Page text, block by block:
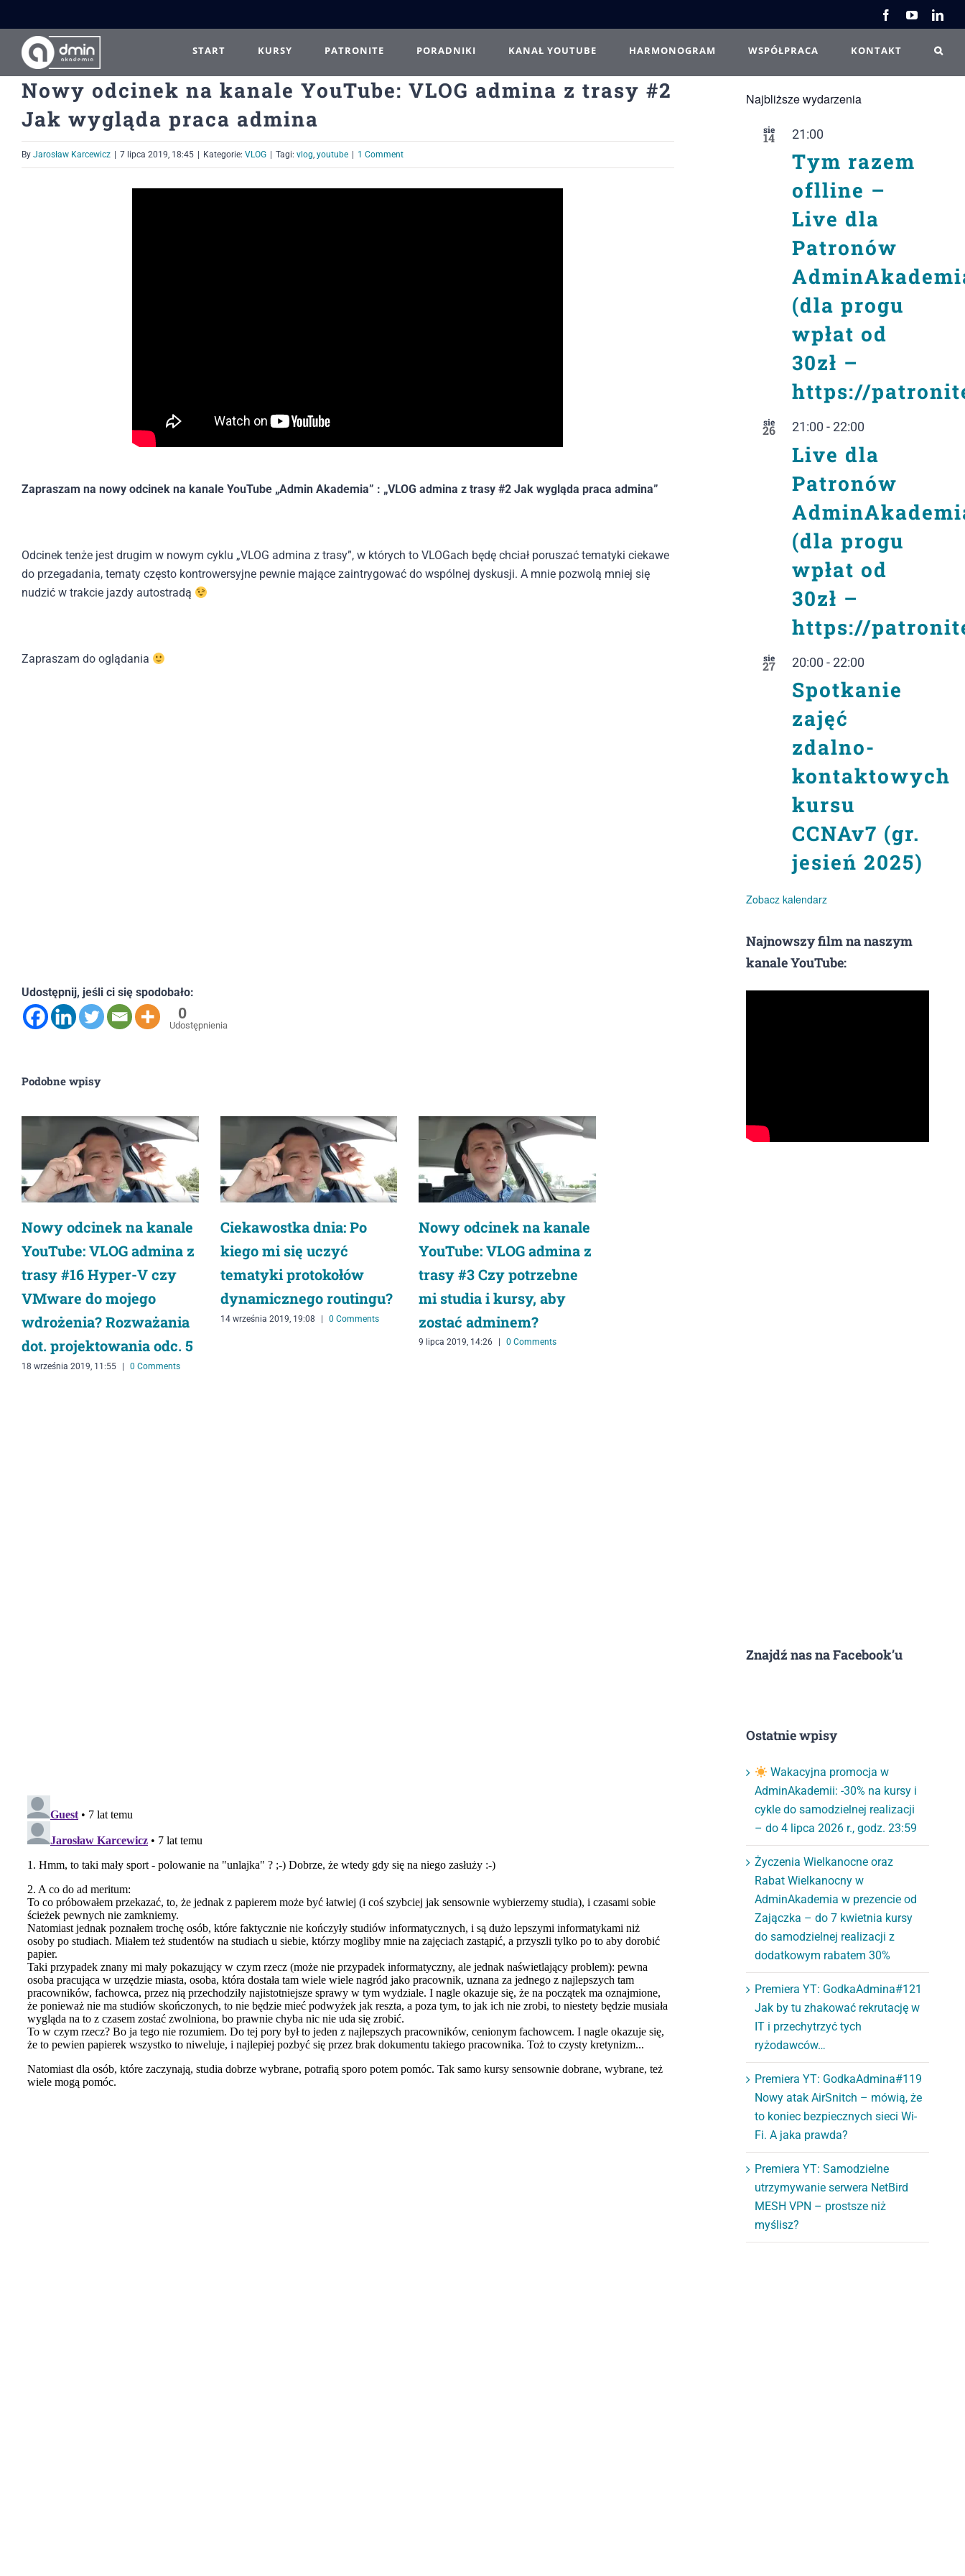
do
zawartości
FacebookYouTube
START KURSY PATRONITE PORADNIKI KANAŁ YOUTUBE HARMONOGRAM WSPÓŁPRACA KONTAKT
Nowy odcinek na kanale YouTube: VLOG admina z trasy #2
Jak wygląda praca admina
By Jarosław Karcewicz 7 lipca 2019, 18:45 Kategorie: VLOG Tagi: vlog, youtube 1 Comment
Zapraszam na nowy odcinek na kanale YouTube „Admin Akademia” : „VLOG admina z trasy #2 Jak wygląda praca admina”
Odcinek tenże jest drugim w nowym cyklu „VLOG admina z trasy”, w których to VLOGach będę chciał poruszać tematyki ciekawe
do przegadania, tematy często kontrowersyjne pewnie mające zaintrygować do wspólnej dyskusji. A mnie pozwolą mniej się
nudzić w trakcie jazdy autostradą
Zapraszam do oglądania
Udostępnij, jeśli ci się spodobało:
0
Udostępnienia
Podobne wpisy
Nowy odcinek na kanale
YouTube: VLOG admina z
trasy #16 Hyper-V czy
VMware do mojego
wdrożenia? Rozważania
dot. projektowania odc. 5
18 września 2019, 11:55 0 Comments
Ciekawostka dnia: Po
kiego mi się uczyć
tematyki protokołów
dynamicznego routingu?
14 września 2019, 19:08 0 Comments
Nowy odcinek na kanale
YouTube: VLOG admina z
trasy #3 Czy potrzebne
mi studia i kursy, aby
zostać adminem?
9 lipca 2019, 14:26 0 Comments
Najbliższe wydarzenia
sie
14 21:00
Tym razem
oflline –
Live dla
Patronów
(dla progu
wpłat od
30zł –
https://
sie
26 21:00 - 22:00
Live dla
Patronów
(dla progu
wpłat od
30zł –
https://
sie
27 20:00 - 22:00
Spotkanie
zajęć
zdalno-
kontaktowych
kursu
CCNAv7 (gr.
jesień 2025)
Zobacz kalendarz
Najnowszy film na naszym
kanale YouTube:
Znajdź nas na Facebook’u
Ostatnie wpisy
Wakacyjna promocja w
AdminAkademii: -30% na kursy i
cykle do samodzielnej realizacji
– do 4 lipca 2026 r., godz. 23:59
Życzenia Wielkanocne oraz
Rabat Wielkanocny w
AdminAkademia w prezencie od
Zajączka – do 7 kwietnia kursy
do samodzielnej realizacji z
dodatkowym rabatem 30%
Premiera YT: GodkaAdmina#121
Jak by tu zhakować rekrutację w
IT i przechytrzyć tych
ryżodawców…
Premiera YT: GodkaAdmina#119
Nowy atak AirSnitch – mówią, że
to koniec bezpiecznych sieci Wi-
Fi. A jaka prawda?
Premiera YT: Samodzielne
utrzymywanie serwera NetBird
MESH VPN – prostsze niż
myślisz?